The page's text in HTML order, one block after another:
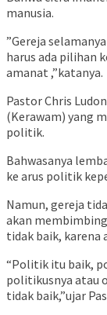
manusia.
”Gereja
harus ada pilihan
amanat ,”katanya.
Pastor Chris
(Kerawam) yang
politik.
Bahwasanya
ke arus politik
Namun, gereja
akan
tidak baik, karena
“Politik itu baik,
politikusnya atau
tidak baik,”ujar